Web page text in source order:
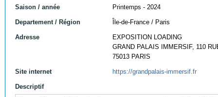
Saison / année Printemps - 2024
Departement / Région Île-de-France / Paris
Adresse
EXPOSITION LOADING
GRAND PALAIS IMMERSIF, 110
75013 PARIS
Site internet https://grandpalais-immersif.fr
Descriptif